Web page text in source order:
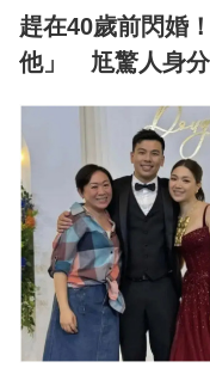
趕在40歲前閃婚
他」 尪驚人身分